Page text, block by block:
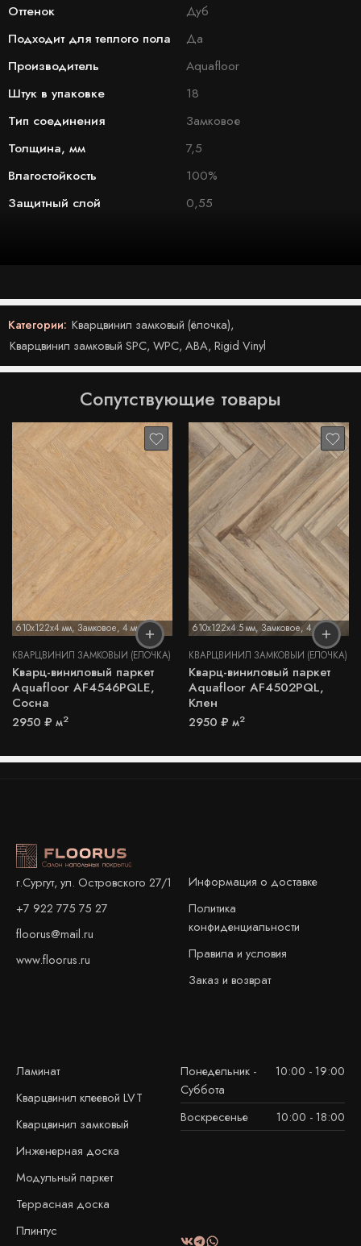
Оттенок
Дуб
Подходит для теплого пола
Да
Производитель
Aquafloor
Штук в упаковке
18
Тип соединения
Замковое
Толщина, мм
7,5
Влагостойкость
100%
Защитный слой
0,55
Категории: Кварцвинил замковый (ёлочка),
Кварцвинил замковый SPC, WPC, ABA, Rigid Vinyl
Сопутствующие товары
610x122x4 мм, Замковое, 4 мм
КВАРЦВИНИЛ ЗАМКОВЫЙ (ЁЛОЧКА)
Кварц-виниловый паркет
Aquafloor AF4546PQLE,
Сосна
2950 ₽ м2
610x122x4.5 мм, Замковое,4,5 мм
КВАРЦВИНИЛ ЗАМКОВЫЙ (ЁЛОЧКА)
Кварц-виниловый паркет
Aquafloor AF4502PQL,
Клен
2950 ₽ м2
г.Сургут, ул. Островского 27/1
+7 922 775 75 27
floorus@mail.ru
www.floorus.ru
Информация о доставке
Политика
конфиденциальности
Правила и условия
Заказ и возврат
Ламинат
Кварцвинил клеевой LVT
Кварцвинил замковый
Инженерная доска
Модульный паркет
Террасная доска
Плинтус
Понедельник -
Суббота
10:00 - 19:00
Воскресенье 10:00 - 18:00